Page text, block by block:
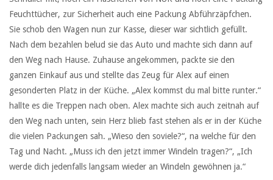
Feuchttücher, zur Sicherheit auch eine Packung Abführzäpfchen.
Sie schob den Wagen nun zur Kasse, dieser war sichtlich gefüllt.
Nach dem bezahlen belud sie das Auto und machte sich dann auf
den Weg nach Hause. Zuhause angekommen, packte sie den
ganzen Einkauf aus und stellte das Zeug für Alex auf einen
gesonderten Platz in der Küche. „Alex kommst du mal bitte runter.“
hallte es die Treppen nach oben. Alex machte sich auch zeitnah auf
den Weg nach unten, sein Herz blieb fast stehen als er in der Küche
die vielen Packungen sah. „Wieso den soviele?“, na welche für den
Tag und Nacht. „Muss ich den jetzt immer Windeln tragen?“, „Ich
werde dich jedenfalls langsam wieder an Windeln gewöhnen ja.“